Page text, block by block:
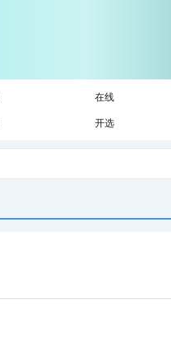
在线
开选